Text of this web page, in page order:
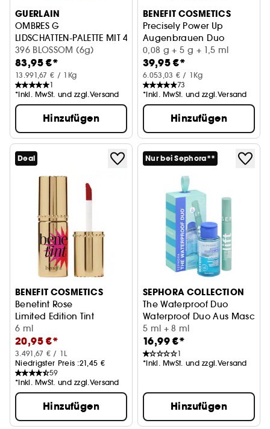
GUERLAIN
OMBRES G
LIDSCHATTEN-PALETTE MIT 4 FARBEN
396 BLOSSOM (6g)
83,95 €*
13.991,67 € / 1Kg
1
*Inkl. MwSt. und zzgl.Versand
Hinzufügen
BENEFIT COSMETICS
Precisely Power Up
Augenbrauen Duo
0,08 g + 5 g + 1,5 ml
39,95 €*
6.053,03 € / 1Kg
73
*Inkl. MwSt. und zzgl.Versand
Hinzufügen
Deal
BENEFIT COSMETICS
Benetint Rose
Limited Edition Tint
6 ml
20,95 €*
3.491,67 € / 1L
Niedrigster Preis :21,45 €
59
*Inkl. MwSt. und zzgl.Versand
Hinzufügen
Nur bei Sephora**
SEPHORA COLLECTION
The Waterproof Duo
Waterproof Duo Aus
5 ml + 8 ml
16,99 €*
1
*Inkl. MwSt. und zzgl.Versand
Hinzufügen